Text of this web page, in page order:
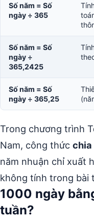
Số năm = Số
ngày ÷ 365
Số năm = Số
ngày ÷
365,2425
Số năm = Số
ngày ÷ 365,25
Trong chương trình
Nam, công thức chia
năm nhuận chỉ xuất
không tính trong bài
1000 ngày
tuần?